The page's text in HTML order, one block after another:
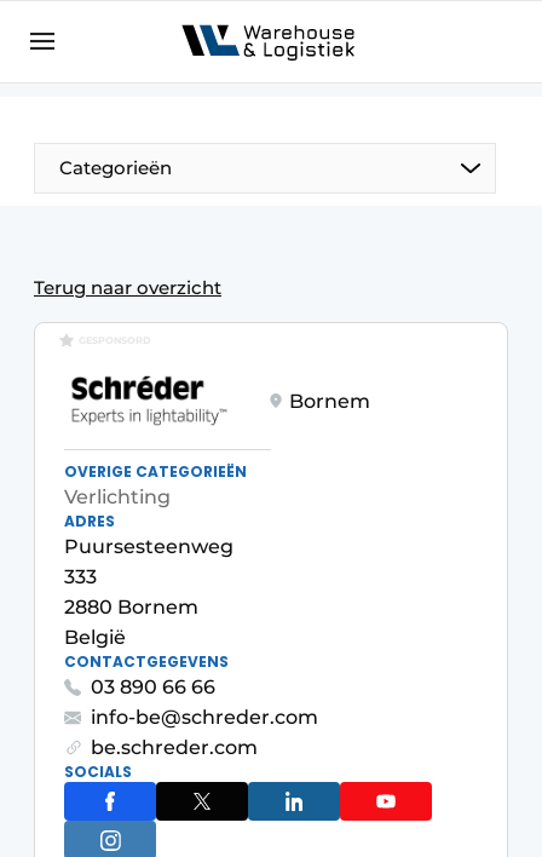
NL EN
Categorieën
Terug naar overzicht
GESPONSORD
Bornem
OVERIGE CATEGORIEËN
Verlichting
ADRES
Puursesteenweg
333
2880 Bornem
België
CONTACTGEGEVENS
03 890 66 66
info-be@schreder.com
be.schreder.com
SOCIALS